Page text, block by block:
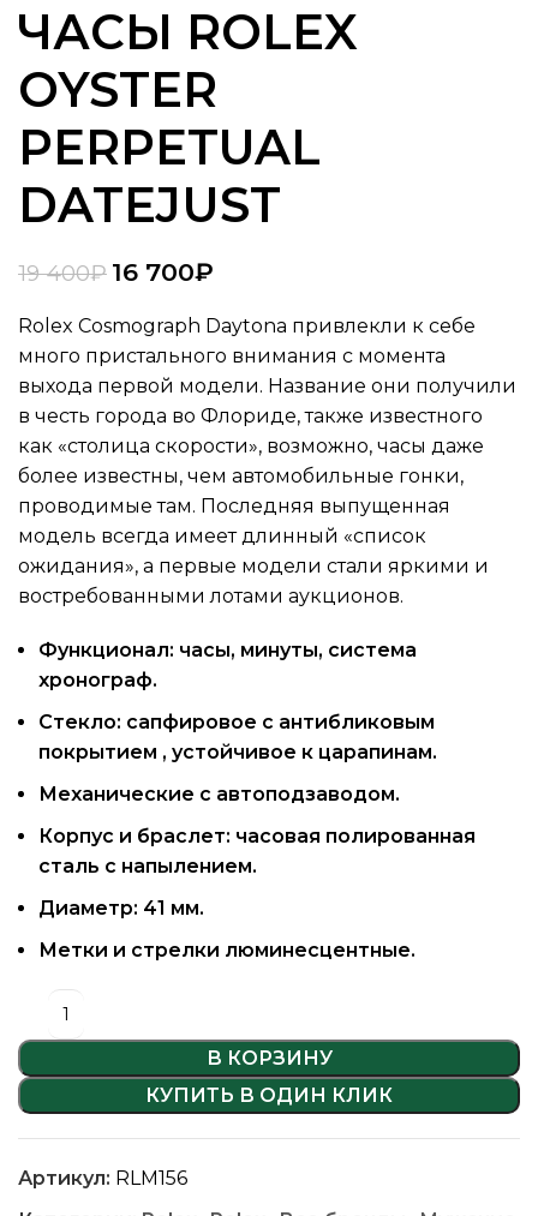
ЧАСЫ ROLEX
OYSTER
PERPETUAL
DATEJUST
19 400₽ 16 700₽
Rolex Cosmograph Daytona привлекли к себе
много пристального внимания с момента
выхода первой модели. Название они получили
в честь города во Флориде, также известного
как «столица скорости», возможно, часы даже
более известны, чем автомобильные гонки,
проводимые там. Последняя выпущенная
модель всегда имеет длинный «список
ожидания», а первые модели стали яркими и
востребованными лотами аукционов.
Функционал: часы, минуты, система
хронограф.
Стекло: сапфировое с антибликовым
покрытием , устойчивое к царапинам.
Механические с автоподзаводом.
Корпус и браслет: часовая полированная
сталь с напылением.
Диаметр: 41 мм.
Метки и стрелки люминесцентные.
В КОРЗИНУ
КУПИТЬ В ОДИН КЛИК
Артикул: RLM156